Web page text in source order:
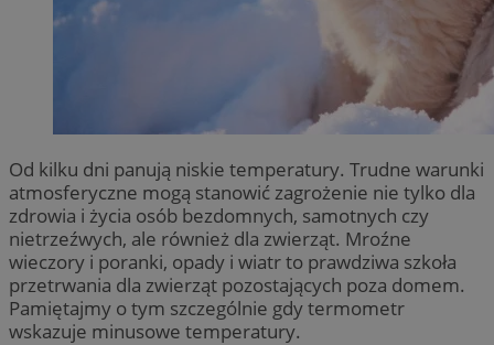
Od kilku dni panują niskie temperatury. Trudne warunki
atmosferyczne mogą stanowić zagrożenie nie tylko dla
zdrowia i życia osób bezdomnych, samotnych czy
nietrzeźwych, ale również dla zwierząt. Mroźne
wieczory i poranki, opady i wiatr to prawdziwa szkoła
przetrwania dla zwierząt pozostających poza domem.
Pamiętajmy o tym szczególnie gdy termometr
wskazuje minusowe temperatury.